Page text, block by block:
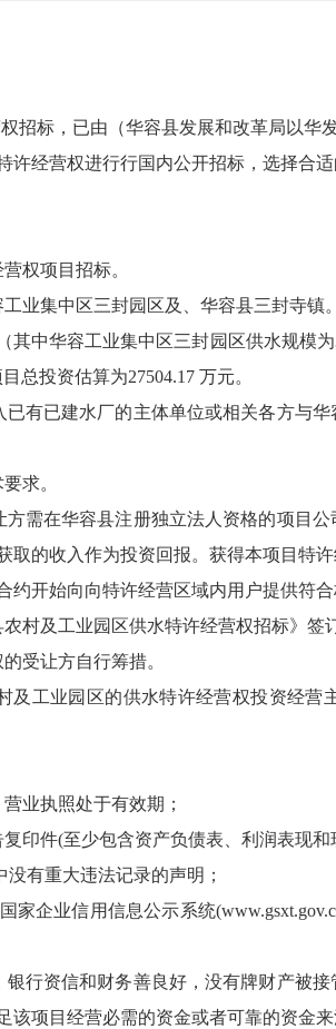
招标，已由（华容县发展和改革局以华
许经营权进行行国内公开招标，选择合
权项目招标。
业集中区三封园区及、华容县三封寺镇。
其中华容工业集中区三封园区供水规模
总投资估算为27504.17 万元。
有已建水厂的主体单位或相关各方与
求。
需在华容县注册独立法人资格的项目
的收入作为投资回报。获得本项目特
开始向向特许经营区域内用户提供符合
村及工业园区供水特许经营权招标》签
受让方自行筹措。
及工业园区的供水特许经营权投资经
业执照处于有效期；
印件(至少包含资产负债表、利润表现和
有重大违法记录的声明；
家企业信用信息公示系统(
行资信和财务善良好，没有牌财产被
该项目经营必需的资金或者可靠的资金